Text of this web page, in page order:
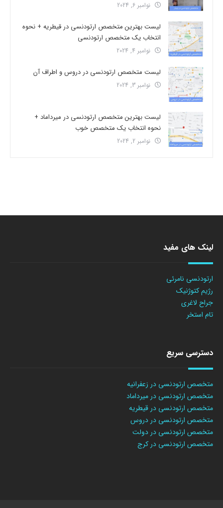
نوامبر 6, 2024
لیست بهترین متخصص ارتودنسی در قیطریه + نحوه
انتخاب یک متخصص ارتودنسی
نوامبر 4, 2024
لیست متخصص ارتودنسی در دروس و اطراف آن
نوامبر 3, 2024
لیست بهترین متخصص ارتودنسی در میرداماد +
نحوه انتخاب یک متخصص خوب
نوامبر 2, 2024
لینک های مفید
ارتودنسی نامرئی
رژیم کتوژنیک
جراح لاغری
تام استخر
دسترسی سریع
متخصص ارتودنسی در زعفرانیه
متخصص ارتودنسی در میرداماد
متخصص ارتودنسی در قیطریه
متخصص ارتودنسی در دروس
متخصص ارتودنسی در دولت
متخصص ارتودنسی در کرج